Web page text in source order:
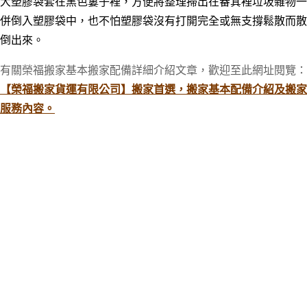
併倒入塑膠袋中，也不怕塑膠袋沒有打開完全或無支撐鬆散而散
倒出來。
有關榮福搬家基本搬家配備詳細介紹文章，歡迎至此網址閱覽：
【榮福搬家貨運有限公司】搬家首選，搬家基本配備介紹及搬家
服務內容。